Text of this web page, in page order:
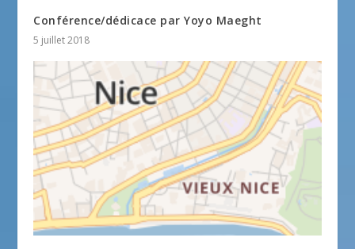
Conférence/dédicace par Yoyo Maeght
5 juillet 2018